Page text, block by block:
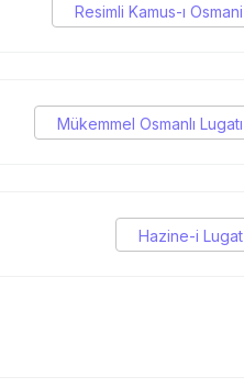
Resimli Kamus-ı Osmani
Mükemmel Osmanlı Lugatı
Hazine-i Lugat